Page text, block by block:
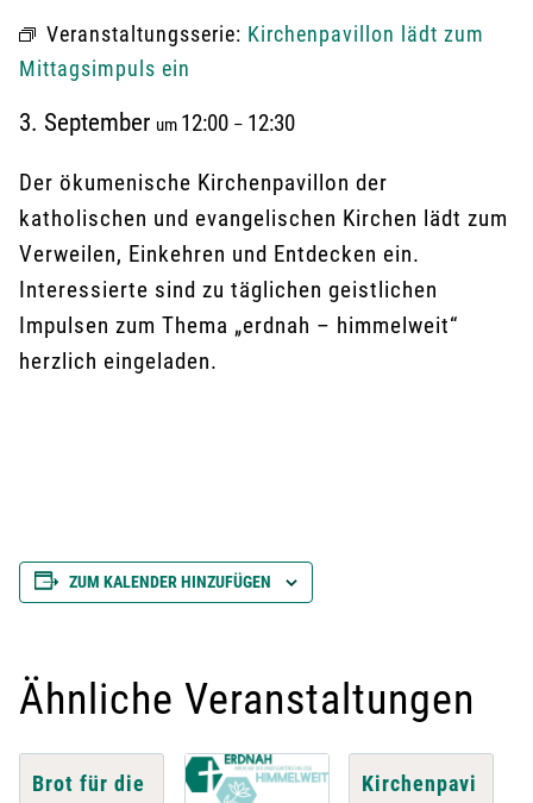
Veranstaltungsserie: Kirchenpavillon lädt zum
Mittagsimpuls ein
3. September um 12:00 – 12:30
Der ökumenische Kirchenpavillon der
katholischen und evangelischen Kirchen lädt zum
Verweilen, Einkehren und Entdecken ein.
Interessierte sind zu täglichen geistlichen
Impulsen zum Thema „erdnah – himmelweit“
herzlich eingeladen.
ZUM KALENDER HINZUFÜGEN
Ähnliche Veranstaltungen
Brot für die
Kirchenpavi